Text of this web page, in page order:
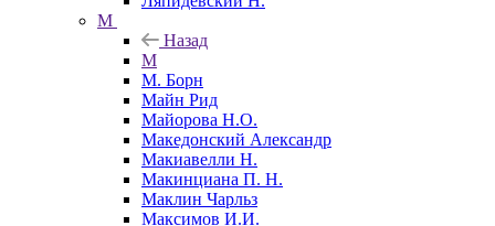
М
Назад
М
М. Борн
Майн Рид
Майорова Н.О.
Македонский Александр
Макиавелли Н.
Макинциана П. Н.
Маклин Чарльз
Максимов И.И.